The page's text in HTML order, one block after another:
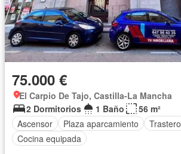
75.000 €
El Carpio De Tajo, Castilla-La Mancha
2 Dormitorios
1 Baño
56 m²
Ascensor
Plaza aparcamiento
Trastero
Cocina equipada